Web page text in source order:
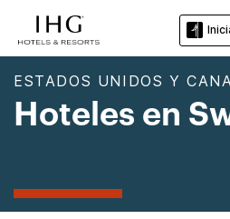
ESTADOS UNIDOS Y
Hoteles en